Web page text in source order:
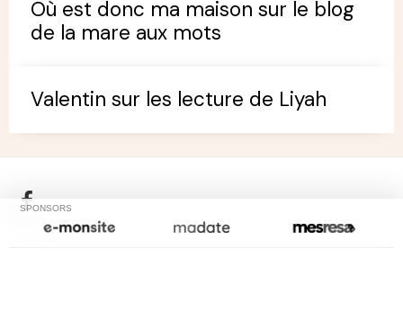
Où est donc ma maison sur le blog
de la mare aux mots
Valentin sur les lecture de Liyah
SPONSORS